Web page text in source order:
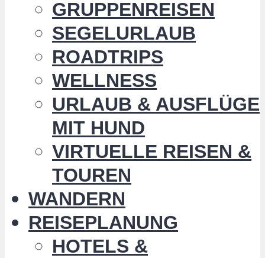
GRUPPENREISEN
SEGELURLAUB
ROADTRIPS
WELLNESS
URLAUB & AUSFLÜGE
MIT HUND
VIRTUELLE REISEN &
TOUREN
WANDERN
REISEPLANUNG
HOTELS &